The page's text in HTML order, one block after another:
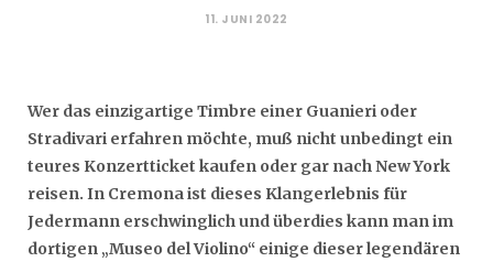
11. JUNI 2022
Wer das einzigartige Timbre einer Guanieri oder
Stradivari erfahren möchte, muß nicht unbedingt ein
teures Konzertticket kaufen oder gar nach New York
reisen. In Cremona ist dieses Klangerlebnis für
Jedermann erschwinglich und überdies kann man im
dortigen „Museo del Violino“ einige dieser legendären